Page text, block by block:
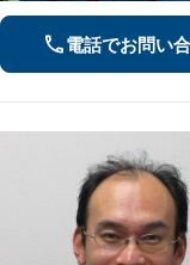
電話でお問い